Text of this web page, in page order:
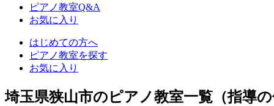
ピアノ教室Q&A
お気に入り
はじめての方へ
ピアノ教室を探す
お気に入り
埼玉県狭山市のピアノ教室一覧（指導